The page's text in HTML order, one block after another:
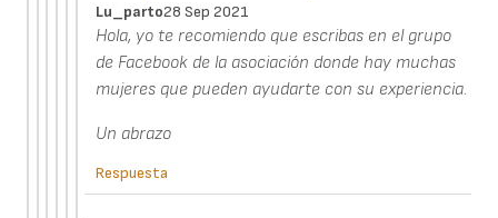
Lu_parto28 Sep 2021
Hola, yo te recomiendo que escribas en el grupo
de Facebook de la asociación donde hay muchas
mujeres que pueden ayudarte con su experiencia.
Un abrazo
Respuesta